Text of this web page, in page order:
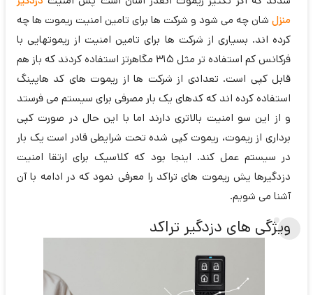
منزل شان چه می شود و شرکت ها برای تامین امنیت ریموت ها چه
کرده اند. بسیاری از شرکت ها برای تامین امنیت از ریموتهایی با
فرکانس کم استفاده تر مثل 315 مگاهرتز استفاده کردند که باز هم
قابل کپی است. تعدادی از شرکت ها از ریموت های کد هاپینگ
استفاده کرده اند که کدهای یک بار مصرفی برای سیستم می فرستد
و از این سو امنیت بالاتری دارند اما با این حال در صورت کپی
برداری از ریموت، ریموت کپی شده تحت شرایطی قادر است یک بار
در سیستم عمل کند. اینجا بود که کلاسیک برای ارتقا امنیت
دزدگیرها یش ریموت های تراکد را معرفی نمود که در ادامه با آن
آشنا می شویم.
ویژگی های دزدگیر تراکد